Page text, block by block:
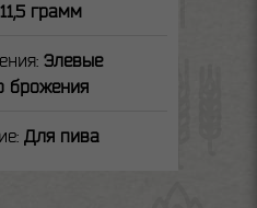
11,5 грамм
Элевые
брожения
Для пива